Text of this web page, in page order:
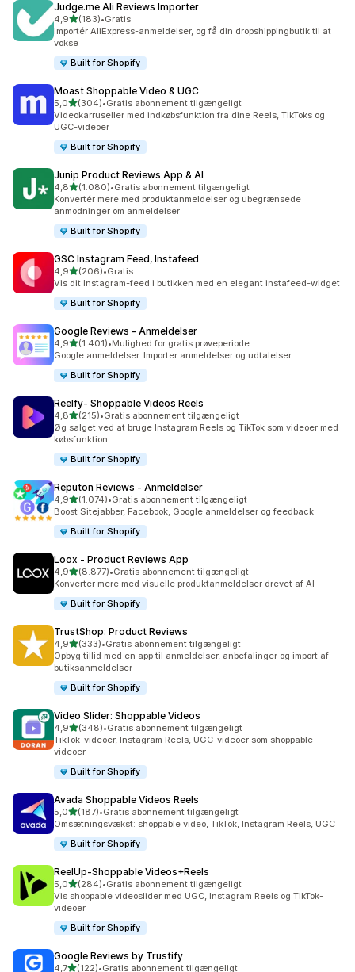
Judge.me Ali Reviews Importer
4,9ud af 5 stjerner
(183)
183 anmeldelser i alt
•Gratis
Importér AliExpress-anmeldelser, og få din dropshippingbutik til at
vokse
Built for Shopify
Moast Shoppable Video & UGC
5,0ud af 5 stjerner
(304)
304 anmeldelser i alt
•Gratis abonnement tilgængeligt
Videokarruseller med indkøbsfunktion fra dine Reels, TikToks og
UGC-videoer
Built for Shopify
Junip Product Reviews App & AI
4,8ud af 5 stjerner
(1.080)
1080 anmeldelser i alt
•Gratis abonnement tilgængeligt
Konvertér mere med produktanmeldelser og ubegrænsede
anmodninger om anmeldelser
Built for Shopify
GSC Instagram Feed, Instafeed
4,9ud af 5 stjerner
(206)
206 anmeldelser i alt
•Gratis
Vis dit Instagram-feed i butikken med en elegant instafeed-widget
Built for Shopify
Google Reviews ‑ Anmeldelser
4,9ud af 5 stjerner
(1.401)
1401 anmeldelser i alt
•Mulighed for gratis prøveperiode
Google anmeldelser. Importer anmeldelser og udtalelser.
Built for Shopify
Reelfy‑ Shoppable Videos Reels
4,8ud af 5 stjerner
(215)
215 anmeldelser i alt
•Gratis abonnement tilgængeligt
Øg salget ved at bruge Instagram Reels og TikTok som videoer med
købsfunktion
Built for Shopify
Reputon Reviews ‑ Anmeldelser
4,9ud af 5 stjerner
(1.074)
1074 anmeldelser i alt
•Gratis abonnement tilgængeligt
Boost Sitejabber, Facebook, Google anmeldelser og feedback
Built for Shopify
Loox ‑ Product Reviews App
4,9ud af 5 stjerner
(8.877)
8877 anmeldelser i alt
•Gratis abonnement tilgængeligt
Konverter mere med visuelle produktanmeldelser drevet af AI
Built for Shopify
TrustShop: Product Reviews
4,9ud af 5 stjerner
(333)
333 anmeldelser i alt
•Gratis abonnement tilgængeligt
Opbyg tillid med en app til anmeldelser, anbefalinger og import af
butiksanmeldelser
Built for Shopify
Video Slider: Shoppable Videos
4,9ud af 5 stjerner
(348)
348 anmeldelser i alt
•Gratis abonnement tilgængeligt
TikTok-videoer, Instagram Reels, UGC-videoer som shoppable
videoer
Built for Shopify
Avada Shoppable Videos Reels
5,0ud af 5 stjerner
(187)
187 anmeldelser i alt
•Gratis abonnement tilgængeligt
Omsætningsvækst: shoppable video, TikTok, Instagram Reels, UGC
Built for Shopify
ReelUp‑Shoppable Videos+Reels
5,0ud af 5 stjerner
(284)
284 anmeldelser i alt
•Gratis abonnement tilgængeligt
Vis shoppable videoslider med UGC, Instagram Reels og TikTok-
videoer
Built for Shopify
Google Reviews by Trustify
4,7ud af 5 stjerner
(122)•Gratis abonnement tilgængeligt